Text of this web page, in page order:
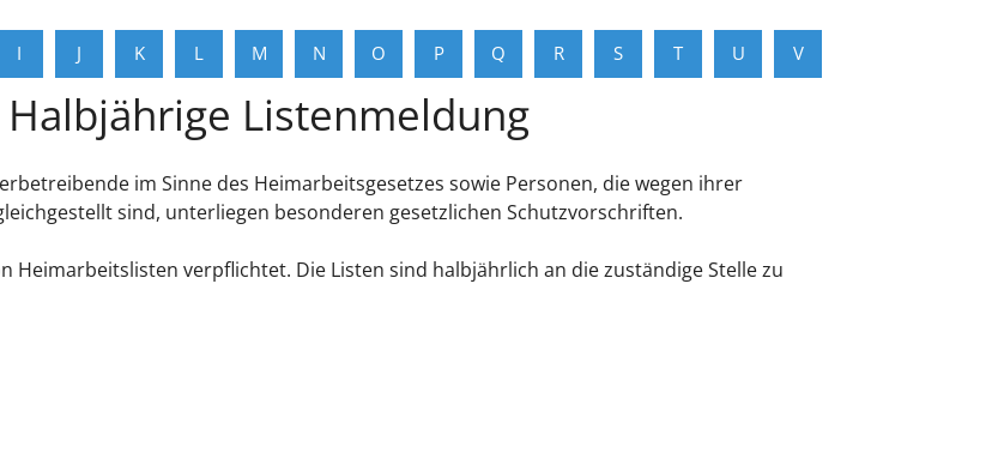
I J K L M N O P Q R S T U V
Listenmeldung
im Sinne des Heimarbeitsgesetzes sowie Personen, die wegen ihrer
sind, unterliegen besonderen gesetzlichen Schutzvorschriften.
Heimarbeitslisten verpflichtet. Die Listen sind halbjährlich an die zuständige Stelle zu